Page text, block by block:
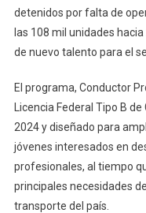
detenidos por falta de
las 108 mil unidades
de nuevo talento para el
El programa, Conductor
Licencia Federal Tipo B
2024 y diseñado para
jóvenes interesados en
profesionales, al tiempo
principales necesidades
transporte del país.